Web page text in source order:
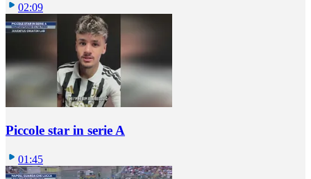
02:09
Piccole star in serie A
01:45